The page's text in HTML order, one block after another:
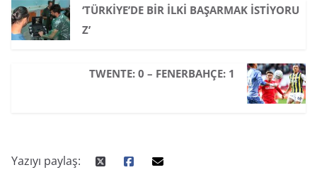
‘TÜRKIYE’DE BIR İLKI BAŞARMAK İSTIYORU
Z’
TWENTE: 0 – FENERBAHÇE: 1
Yazıyı paylaş: